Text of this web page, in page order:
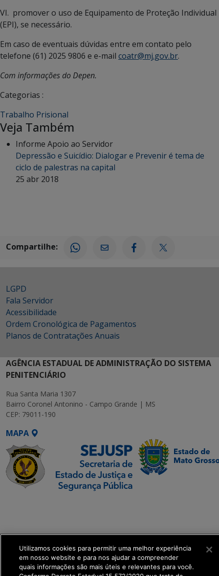
VI. promover o uso de Equipamento de Proteção Individual
(EPI), se necessário.
Em caso de eventuais dúvidas entre em contato pelo
telefone (61) 2025 9806 e e-mail coatr@mj.gov.br.
Com informações do Depen.
Categorias :
Trabalho Prisional
Veja Também
Informe Apoio ao Servidor
Depressão e Suicídio: Dialogar e Prevenir é tema de
ciclo de palestras na capital
25 abr 2018
Compartilhe:
LGPD
Fala Servidor
Acessibilidade
Ordem Cronológica de Pagamentos
Planos de Contratações Anuais
AGÊNCIA ESTADUAL DE ADMINISTRAÇÃO DO SISTEMA
PENITENCIÁRIO
Rua Santa Maria 1307
Bairro Coronel Antonino - Campo Grande | MS
CEP: 79011-190
MAPA
get_footer();
Utilizamos cookies para permitir uma melhor experiência
em nosso website e para nos ajudar a compreender
quais informações são mais úteis e relevantes para você.